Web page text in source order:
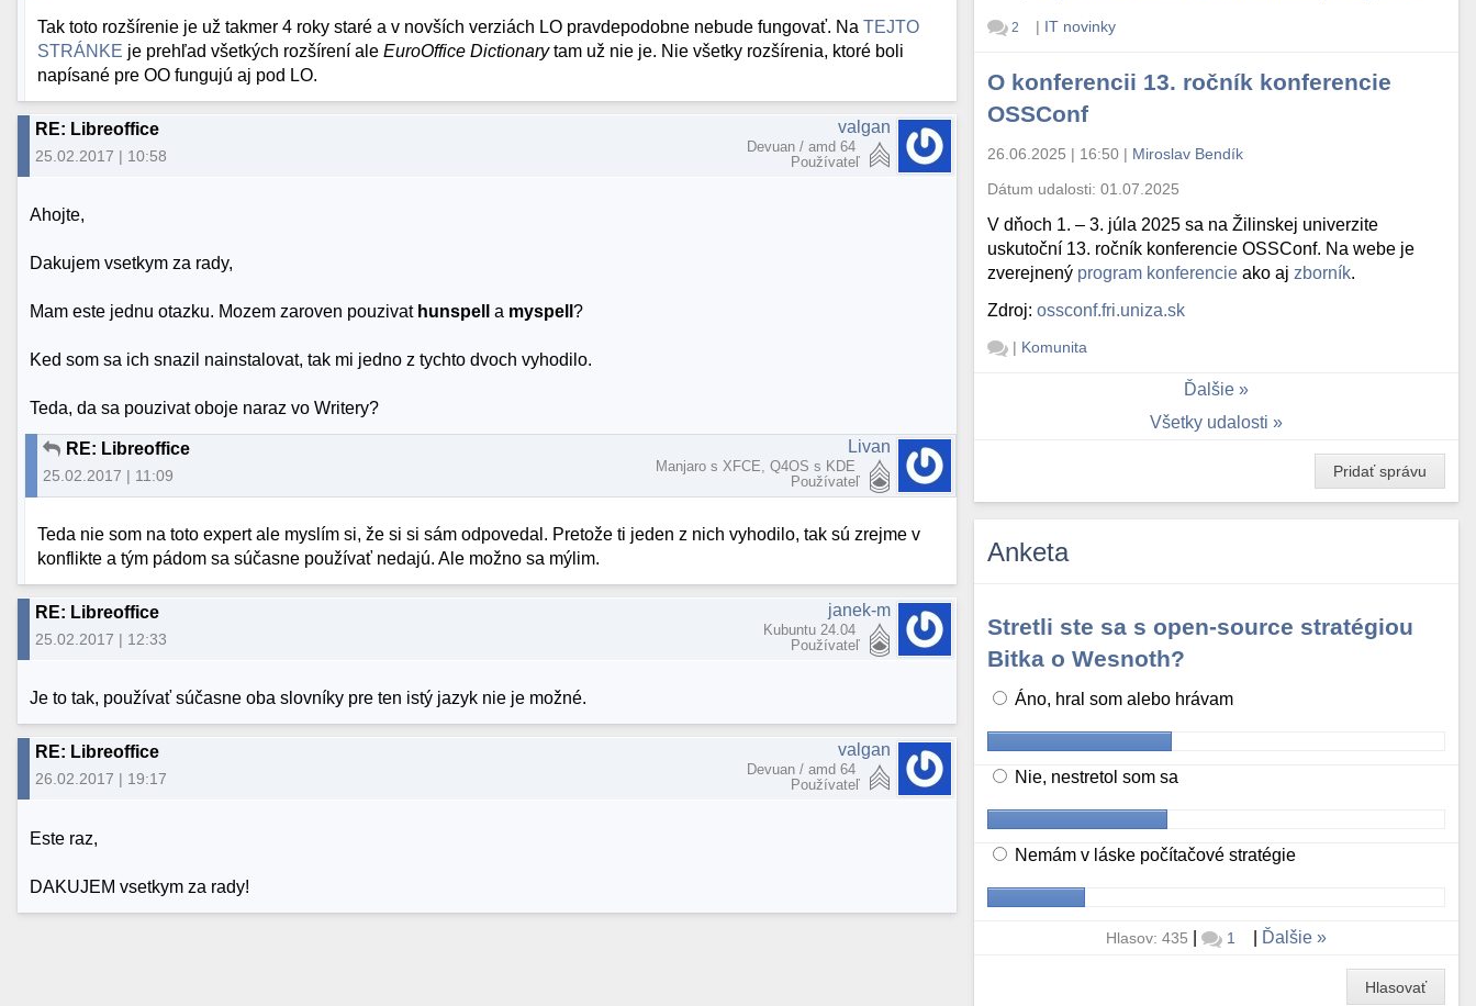
Tak toto rozšírenie je už takmer 4 roky staré a v novších verziách LO pravdepodobne nebude fungovať. NaTEJTO
STRÁNKE je prehľad všetkých rozšírení aleEuroOffice Dictionarytam už nie je. Nie všetky rozšírenia, ktoré boli
napísané pre OO fungujú aj pod LO.
RE: Libreoffice
25.02.2017 | 10:58
valgan
Devuan / amd 64
Používateľ
Ahojte,
Dakujem vsetkym za rady,
Mam este jednu otazku. Mozem zaroven pouzivat hunspell a myspell?
Ked som sa ich snazil nainstalovat, tak mi jedno z tychto dvoch vyhodilo.
Teda, da sa pouzivat oboje naraz vo Writery?
RE: Libreoffice
25.02.2017 | 11:09
Livan
Manjaro s XFCE, Q4OS s KDE
Používateľ
Teda nie som na toto expert ale myslím si, že si si sám odpovedal. Pretože ti jeden z nich vyhodilo, tak sú zrejme v
konflikte a tým pádom sa súčasne používať nedajú. Ale možno sa mýlim.
RE: Libreoffice
25.02.2017 | 12:33
janek-m
Kubuntu 24.04
Používateľ
Je to tak, používať súčasne oba slovníky pre ten istý jazyk nie je možné.
RE: Libreoffice
26.02.2017 | 19:17
valgan
Devuan / amd 64
Používateľ
Este raz,
DAKUJEM vsetkym za rady!
2 | IT novinky
O konferencii 13. ročník konferencie
OSSConf
26.06.2025 | 16:50 | Miroslav Bendík
Dátum udalosti:01.07.2025
V dňoch 1. – 3. júla 2025 sa na Žilinskej univerzite
uskutoční 13. ročník konferencie OSSConf. Na webe je
zverejnený program konferencie ako aj zborník.
Zdroj:ossconf.fri.uniza.sk
| Komunita
Ďalšie
Všetky udalosti
Pridať správu
Anketa
Stretli ste sa s open-source stratégiou
Bitka o Wesnoth?
Áno, hral som alebo hrávam
Nie, nestretol som sa
Nemám v láske počítačové stratégie
Hlasov: 435 | 1 Ďalšie
Hlasovať